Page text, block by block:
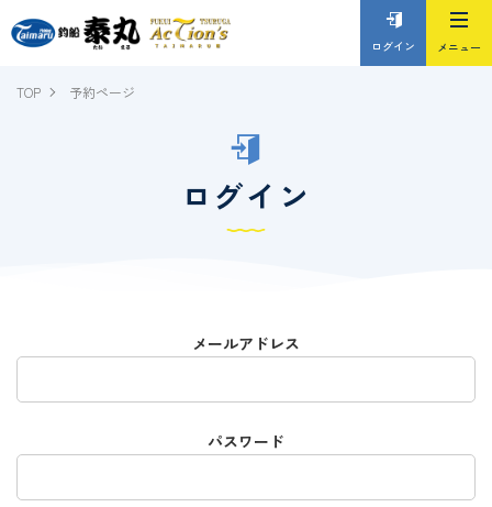
ログイン
TOP 予約ページ
ログイン
メールアドレス
パスワード